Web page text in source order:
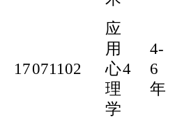
17071102
应
用
心
理
学
4
4-
6
年